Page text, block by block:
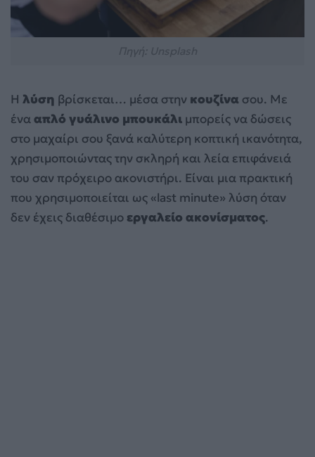
Η λύση βρίσκεται… μέσα στην κουζίνα σου. Με
ένααπλό γυάλινο μπουκάλι μπορείς να δώσεις
στο μαχαίρι σου ξανά καλύτερη κοπτική ικανότητα,
χρησιμοποιώντας την σκληρή και λεία επιφάνειά
του σαν πρόχειρο ακονιστήρι. Είναι μια πρακτική
που χρησιμοποιείται ως «last minute» λύση όταν
δεν έχεις διαθέσιμο εργαλείο ακονίσματος.